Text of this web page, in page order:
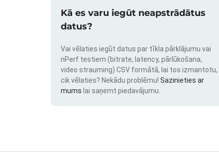
Kā es varu iegūt neapstrādātus
datus?
Vai vēlaties iegūt datus par tīkla pārklājumu vai
nPerf testiem (bitrate, latency, pārlūkošana,
video strauming) CSV formātā, lai tos izmantotu,
cik vēlaties? Nekādu problēmu! Sazinieties ar
mums lai saņemt piedavājumu.